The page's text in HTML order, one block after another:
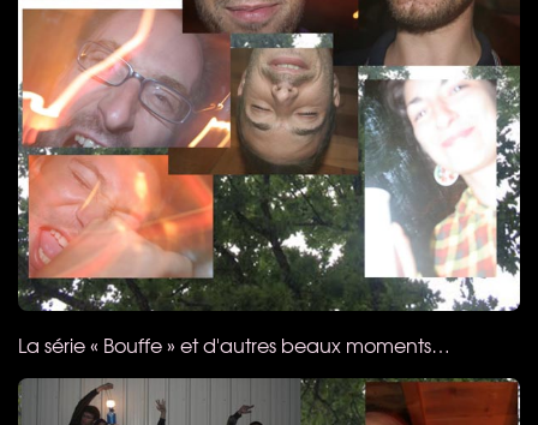
La série « Bouffe » et d'autres beaux moments…